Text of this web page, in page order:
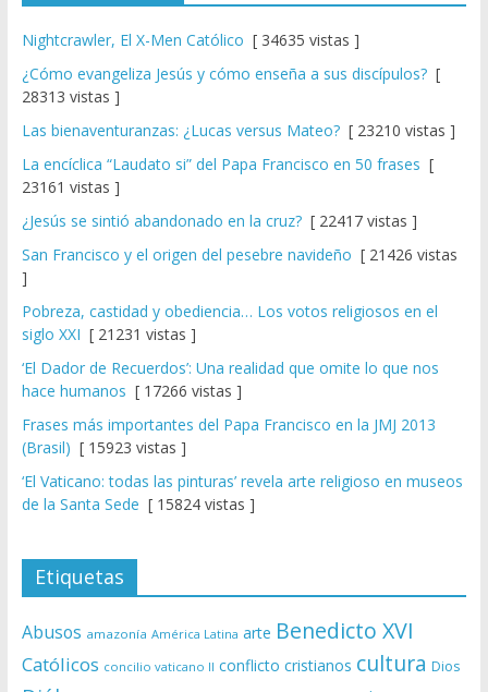
Nightcrawler, El X-Men Católico [ 34635 vistas ]
¿Cómo evangeliza Jesús y cómo enseña a sus discípulos?[
28313 vistas ]
Las bienaventuranzas: ¿Lucas versus Mateo?[ 23210 vistas ]
La encíclica “Laudato si” del Papa Francisco en 50 frases [
23161 vistas ]
¿Jesús se sintió abandonado en la cruz?[ 22417 vistas ]
San Francisco y el origen del pesebre navideño [ 21426 vistas
]
Pobreza, castidad y obediencia… Los votos religiosos en el
siglo XXI [ 21231 vistas ]
‘El Dador de Recuerdos’: Una realidad que omite lo que nos
hace humanos [ 17266 vistas ]
Frases más importantes del Papa Francisco en la JMJ 2013
(Brasil) [ 15923 vistas ]
‘El Vaticano: todas las pinturas’ revela arte religioso en museos
de la Santa Sede [ 15824 vistas ]
Etiquetas
Abusos amazonía América Latina arte Benedicto XVI
Católicos concilio vaticano II conflicto cristianos cultura Dios